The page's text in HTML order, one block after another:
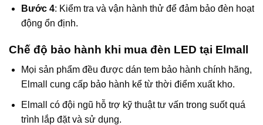
Bước 4: Kiểm tra và vận hành thử để đảm bảo đèn hoạt
động ổn định.
Chế độ bảo hành khi mua đèn LED tại Elmall
Mọi sản phẩm đều được dán tem bảo hành chính hãng,
Elmall cung cấp bảo hành kể từ thời điểm xuất kho.
Elmall có đội ngũ hỗ trợ kỹ thuật tư vấn trong suốt quá
trình lắp đặt và sử dụng.